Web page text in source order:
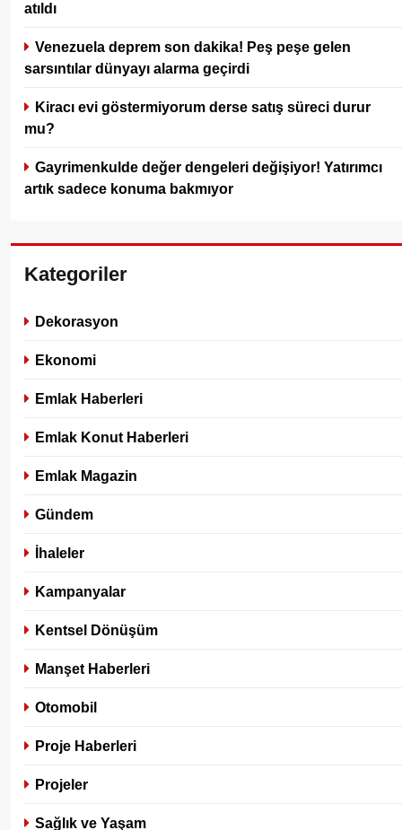
atıldı
Venezuela deprem son dakika! Peş peşe gelen
sarsıntılar dünyayı alarma geçirdi
Kiracı evi göstermiyorum derse satış süreci durur
mu?
Gayrimenkulde değer dengeleri değişiyor! Yatırımcı
artık sadece konuma bakmıyor
Kategoriler
Dekorasyon
Ekonomi
Emlak Haberleri
Emlak Konut Haberleri
Emlak Magazin
Gündem
İhaleler
Kampanyalar
Kentsel Dönüşüm
Manşet Haberleri
Otomobil
Proje Haberleri
Projeler
Sağlık ve Yaşam